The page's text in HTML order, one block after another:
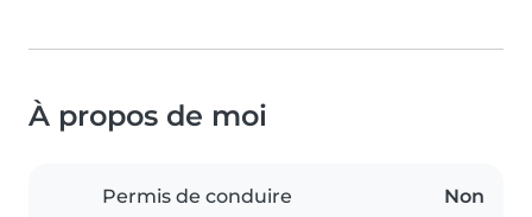
À propos de moi
Permis de conduire Non